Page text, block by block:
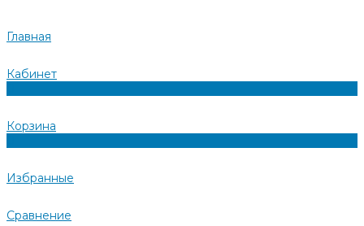
Главная
Кабинет
Корзина
Избранные
Сравнение